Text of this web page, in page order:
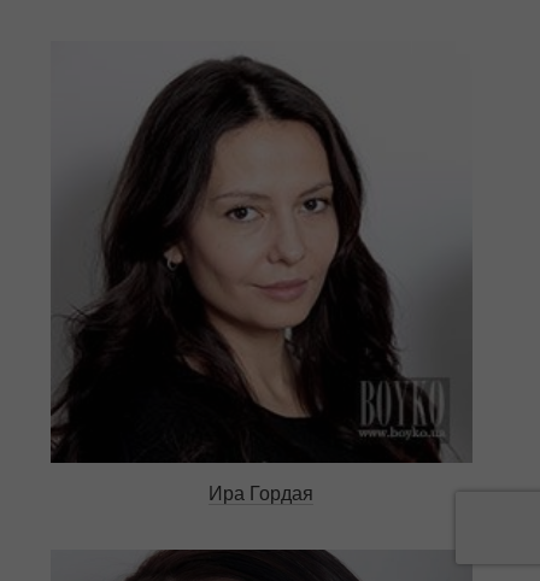
Ира Гордая